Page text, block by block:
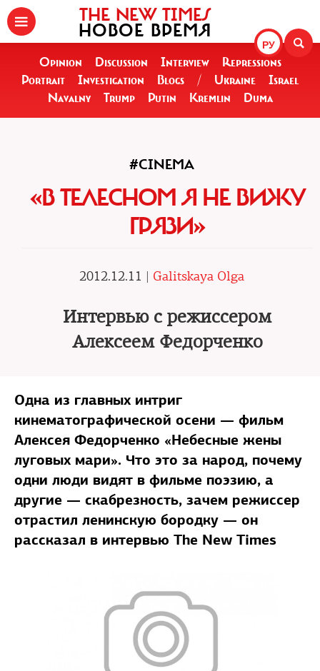
РУ
THE NEW TIMES
НОВОЕ ВРЕМЯ
Opinion Discussion Interview
Repressions
Portrait
Investigation Blogs / Ukraine
Israel
Navalny
Trump Putin Kremlin Duma
#CINEMA
«В ТЕЛЕСНОМ Я НЕ ВИЖУ
ГРЯЗИ»
2012.12.11 | Galitskaya Olga
Интервью с режиссером
Алексеем Федорченко
Одна из главных интриг
кинематографической осени — фильм
Алексея Федорченко «Небесные жены
луговых мари». Что это за народ, почему
одни люди видят в фильме поэзию, а
другие — скабрезность, зачем режиссер
отрастил ленинскую бородку — он
рассказал в интервью The New Times